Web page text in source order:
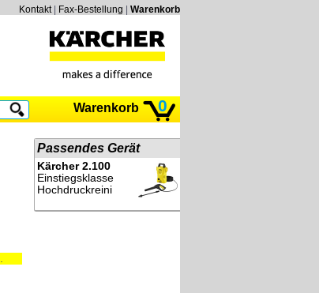
Kontakt| Fax-Bestellung Warenkorb
Warenkorb 0
Passendes Gerät
Kärcher 2.100
Einstiegsklasse
Hochdruckreini